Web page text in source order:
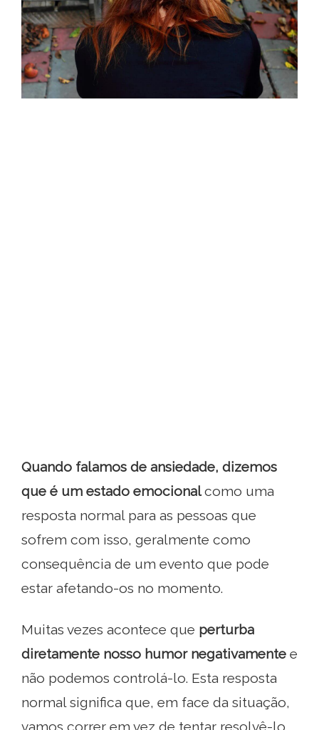
Quando falamos de ansiedade, dizemos
que é um estado emocionalcomo uma
resposta normal para as pessoas que
sofrem com isso, geralmente como
consequência de um evento que pode
estar afetando-os no momento.
Muitas vezes acontece que perturba
diretamente nosso humor negativamente e
não podemos controlá-lo. Esta resposta
normal significa que, em face da situação,
vamos correr em vez de tentar resolvê-lo.